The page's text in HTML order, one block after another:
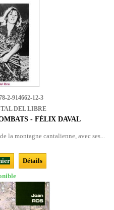
2-914662-12-3
DEL LIBRE
- FÉLIX DAVAL
la montagne cantalienne, avec ses...
Détails